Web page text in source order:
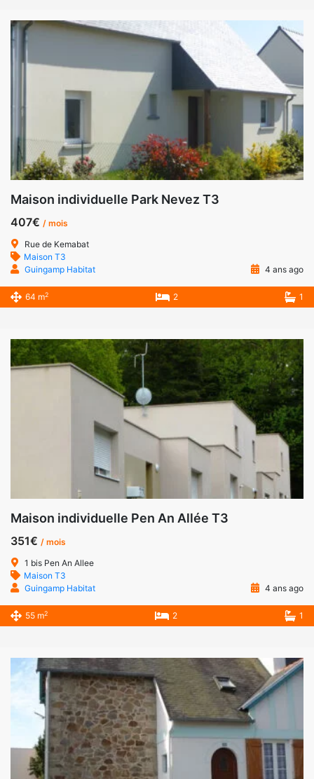
Maison individuelle Park Nevez T3
407€ / mois
Rue de Kemabat
Maison T3
Guingamp Habitat
4 ans ago
64 m2 2 1
Maison individuelle Pen An Allée T3
351€ / mois
1 bis Pen An Allee
Maison T3
Guingamp Habitat
4 ans ago
55 m2 2 1